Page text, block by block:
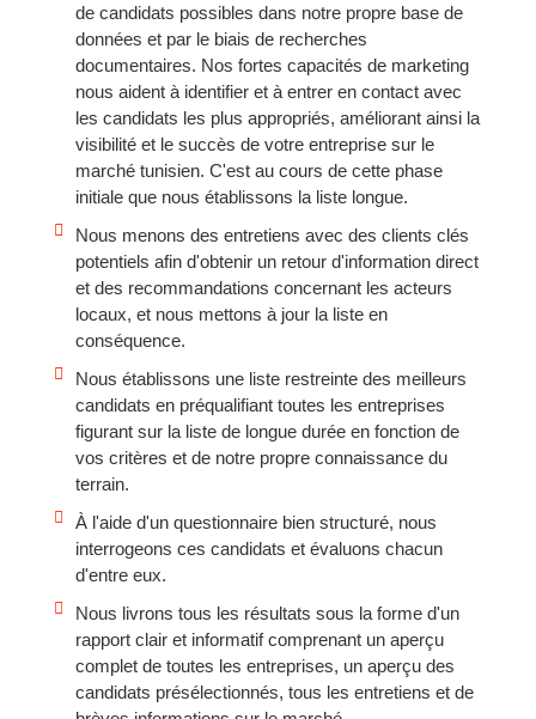
de candidats possibles dans notre propre base de
données et par le biais de recherches
documentaires. Nos fortes capacités de marketing
nous aident à identifier et à entrer en contact avec
les candidats les plus appropriés, améliorant ainsi la
visibilité et le succès de votre entreprise sur le
marché tunisien. C'est au cours de cette phase
initiale que nous établissons la liste longue.
Nous menons des entretiens avec des clients clés
potentiels afin d'obtenir un retour d'information direct
et des recommandations concernant les acteurs
locaux, et nous mettons à jour la liste en
conséquence.
Nous établissons une liste restreinte des meilleurs
candidats en préqualifiant toutes les entreprises
figurant sur la liste de longue durée en fonction de
vos critères et de notre propre connaissance du
terrain.
À l'aide d'un questionnaire bien structuré, nous
interrogeons ces candidats et évaluons chacun
d'entre eux.
Nous livrons tous les résultats sous la forme d'un
rapport clair et informatif comprenant un aperçu
complet de toutes les entreprises, un aperçu des
candidats présélectionnés, tous les entretiens et de